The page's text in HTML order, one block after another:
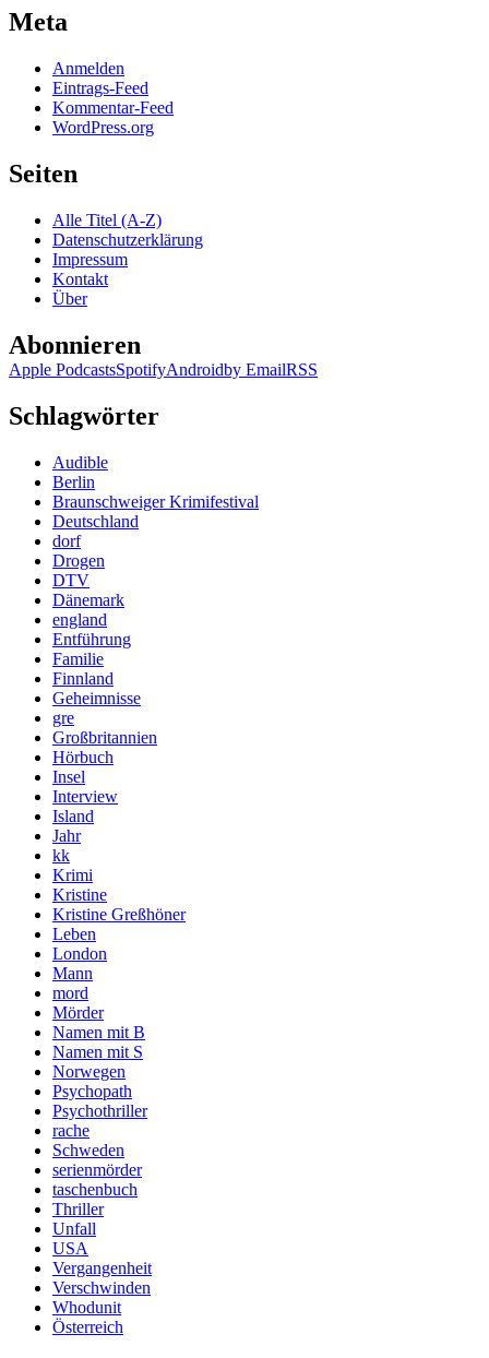
Meta
Anmelden
Eintrags-Feed
Kommentar-Feed
WordPress.org
Seiten
Alle Titel (A-Z)
Datenschutzerklärung
Impressum
Kontakt
Über
Abonnieren
Apple PodcastsSpotifyAndroidby EmailRSS
Schlagwörter
Audible
Berlin
Braunschweiger Krimifestival
Deutschland
dorf
Drogen
DTV
Dänemark
england
Entführung
Familie
Finnland
Geheimnisse
gre
Großbritannien
Hörbuch
Insel
Interview
Island
Jahr
kk
Krimi
Kristine
Kristine Greßhöner
Leben
London
Mann
mord
Mörder
Namen mit B
Namen mit S
Norwegen
Psychopath
Psychothriller
rache
Schweden
serienmörder
taschenbuch
Thriller
Unfall
USA
Vergangenheit
Verschwinden
Whodunit
Österreich